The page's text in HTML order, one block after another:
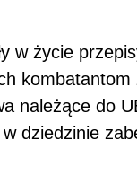
w życie
należące do
dziedzinie